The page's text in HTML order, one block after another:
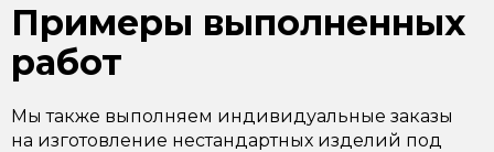
Примеры выполненных
работ
Мы также выполняем индивидуальные заказы
на изготовление нестандартных изделий под